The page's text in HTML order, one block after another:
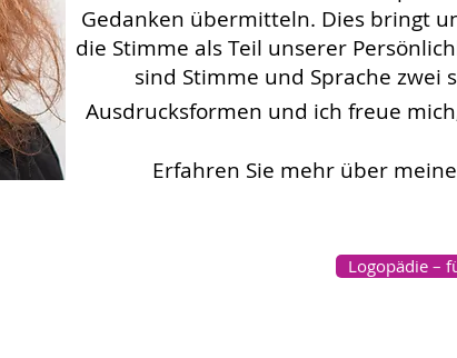
Gedanken übermitteln. Dies bringt
die Stimme als Teil unserer
sind Stimme und Sprache zwei
Ausdrucksformen und ich freue
Erfahren Sie mehr über
Logopädie –